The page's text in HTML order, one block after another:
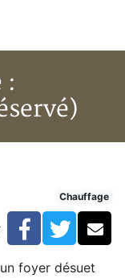
:
gaz? (réservé)
Chauffage
Facebook
foyer désuet